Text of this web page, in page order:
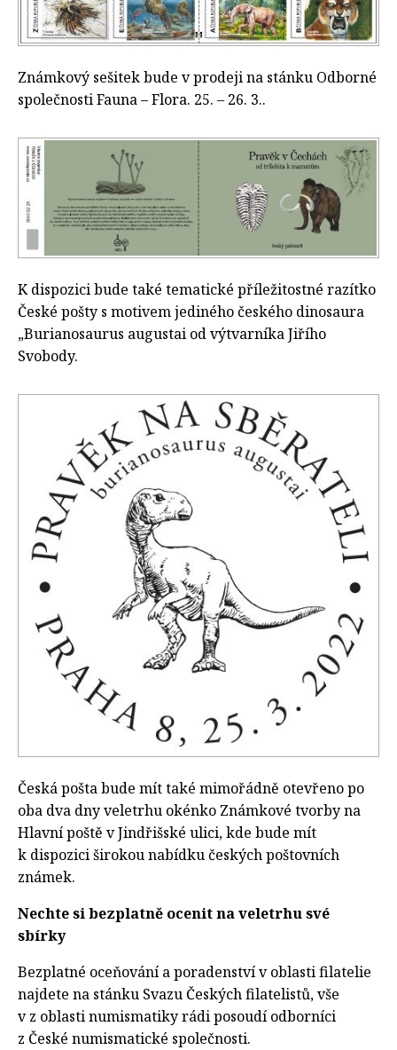
Známkový sešitek bude v prodeji na stánku Odborné
společnosti Fauna – Flora. 25. – 26. 3..
K dispozici bude také tematické příležitostné razítko
České pošty s motivem jediného českého dinosaura
„Burianosaurus augustai od výtvarníka Jiřího
Svobody.
Česká pošta bude mít také mimořádně otevřeno po
oba dva dny veletrhu okénko Známkové tvorby na
Hlavní poště v Jindřišské ulici, kde bude mít
k dispozici širokou nabídku českých poštovních
známek.
Nechte si bezplatně ocenit na veletrhu své
sbírky
Bezplatné oceňování a poradenství v oblasti filatelie
najdete na stánku Svazu Českých filatelistů, vše
v z oblasti numismatiky rádi posoudí odborníci
z České numismatické společnosti.